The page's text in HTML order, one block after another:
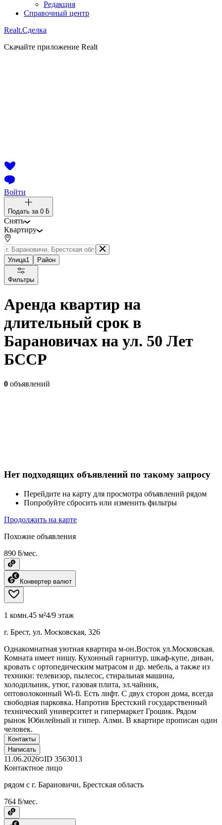
Редакция
Справочный центр
Realt.Сделка
Скачайте приложение Realt
Войти
Подать за 0 ƃ
Снять
Квартиру
Улица1 Район
Фильтры
Аренда квартир на
длительный срок в
Барановичах на ул. 50 Лет
БССР
0 объявлений
Нет подходящих объявлений по такому запросу
Перейдите на карту для просмотра объявлений рядом
Попробуйте сбросить или изменить фильтры
Продолжить на карте
Похожие объявления
890 ƃ/мес.
Конвертер валют
1 комн.45 м²4/9 этаж
г. Брест, ул. Московская, 326
Однакомнатная уютная квартира м-он.Восток ул.Московская.
Комната имеет нишу. Кухонный гарнитур, шкаф-купе, диван,
кровать с ортопедическим матрасом и др. мебель, а также из
техники: телевизор, пылесос, стиральная машина,
холодильник, утюг, газовая плита, эл.чайник,
оптоволоконный Wi-fi. Есть лифт. С двух сторон дома, всегда
свободная парковка. Напротив Брестский государственный
технический университет и гипермаркет Грошик. Рядом
рынок Юбилейный и гипер. Алми. В квартире прописан один
человек.
Контакты
Написать
11.06.2026 ID 3563013
Контактное лицо
рядом с г. Барановичи, Брестская область
764 ƃ/мес.